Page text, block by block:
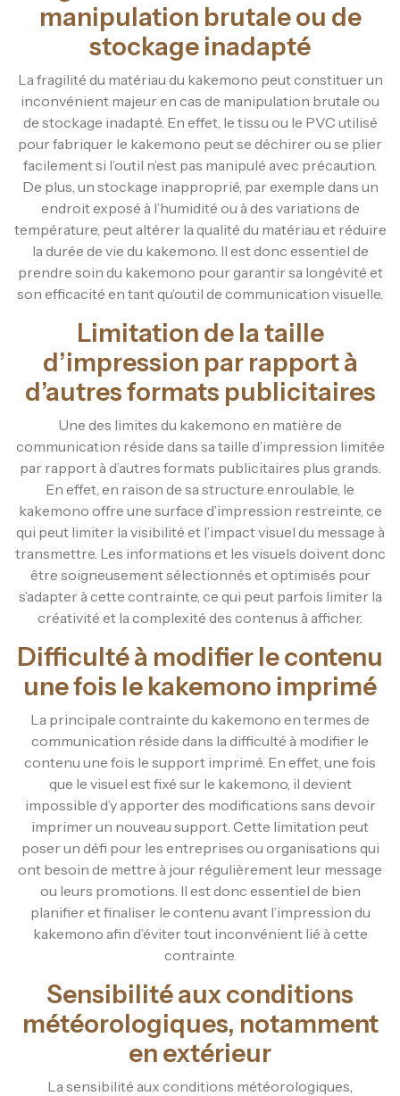
manipulation brutale ou de
stockage inadapté
La fragilité du matériau du kakemono peut constituer un
inconvénient majeur en cas de manipulation brutale ou
de stockage inadapté. En effet, le tissu ou le PVC utilisé
pour fabriquer le kakemono peut se déchirer ou se plier
facilement si l’outil n’est pas manipulé avec précaution.
De plus, un stockage inapproprié, par exemple dans un
endroit exposé à l’humidité ou à des variations de
température, peut altérer la qualité du matériau et réduire
la durée de vie du kakemono. Il est donc essentiel de
prendre soin du kakemono pour garantir sa longévité et
son efficacité en tant qu’outil de communication visuelle.
Limitation de la taille
d’impression par rapport à
d’autres formats publicitaires
Une des limites du kakemono en matière de
communication réside dans sa taille d’impression limitée
par rapport à d’autres formats publicitaires plus grands.
En effet, en raison de sa structure enroulable, le
kakemono offre une surface d’impression restreinte, ce
qui peut limiter la visibilité et l’impact visuel du message à
transmettre. Les informations et les visuels doivent donc
être soigneusement sélectionnés et optimisés pour
s’adapter à cette contrainte, ce qui peut parfois limiter la
créativité et la complexité des contenus à afficher.
Difficulté à modifier le contenu
une fois le kakemono imprimé
La principale contrainte du kakemono en termes de
communication réside dans la difficulté à modifier le
contenu une fois le support imprimé. En effet, une fois
que le visuel est fixé sur le kakemono, il devient
impossible d’y apporter des modifications sans devoir
imprimer un nouveau support. Cette limitation peut
poser un défi pour les entreprises ou organisations qui
ont besoin de mettre à jour régulièrement leur message
ou leurs promotions. Il est donc essentiel de bien
planifier et finaliser le contenu avant l’impression du
kakemono afin d’éviter tout inconvénient lié à cette
contrainte.
Sensibilité aux conditions
météorologiques, notamment
en extérieur
La sensibilité aux conditions météorologiques,